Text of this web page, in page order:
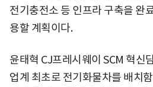
전기충전소 등 인프라 구축을 완
용할 계획이다.
윤태혁 CJ프레시웨이 SCM 혁신
업계 최초로 전기화물차를 배치